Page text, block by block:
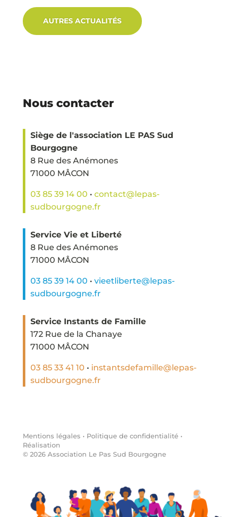
AUTRES ACTUALITÉS
Nous contacter
Siège de l'association LE PAS Sud
Bourgogne
8 Rue des Anémones
71000 MÂCON
03 85 39 14 00 • contact@lepas-
sudbourgogne.fr
Service Vie et Liberté
8 Rue des Anémones
71000 MÂCON
03 85 39 14 00 • vieetliberte@lepas-
sudbourgogne.fr
Service Instants de Famille
172 Rue de la Chanaye
71000 MÂCON
03 85 33 41 10 • instantsdefamille@lepas-
sudbourgogne.fr
Mentions légales • Politique de confidentialité•
Réalisation
© 2026Association Le Pas Sud Bourgogne